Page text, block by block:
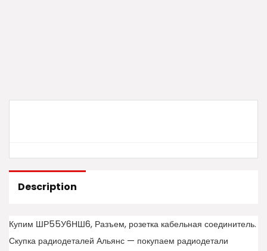
Description
Купим ШР55У6НШ6, Разъем, розетка кабельная соединитель.
Скупка радиодеталей Альянс — покупаем радиодетали